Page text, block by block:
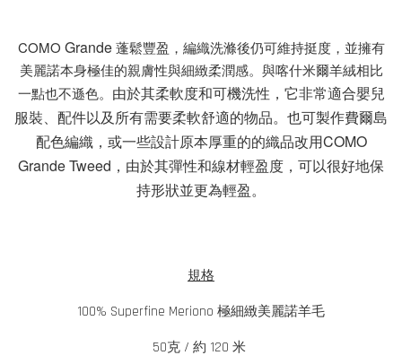
COMO Grande蓬鬆豐盈，編織洗滌後仍可維持挺度，並擁有
美麗諾本身極佳的親膚性與細緻柔潤感。與喀什米爾羊絨相比
一點也不遜色。 由於其柔軟度和可機洗性，它非常適合嬰兒
服裝、配件以及所有需要柔軟舒適的物品。也可製作費爾島
配色編織，或一些設計原本厚重的的織品改用COMO
Grande Tweed ，由於其彈性和線材輕盈度，可以很好地保
持形狀並更為輕盈。
規格
100% Superfine Meriono 極細緻美麗諾羊毛
50克 / 約 120 米